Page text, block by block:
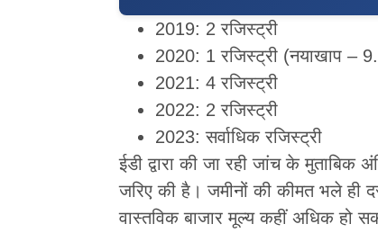
2019: 2 रजिस्ट्री
2020: 1 रजिस्ट्री (नयाखाप –
2021: 4 रजिस्ट्री
2022: 2 रजिस्ट्री
2023: सर्वाधिक रजिस्ट्री
ईडी द्वारा की जा रही जांच के
जरिए की है। जमीनों की कीमत भले ही
वास्तविक बाजार मूल्य कहीं अधिक हो